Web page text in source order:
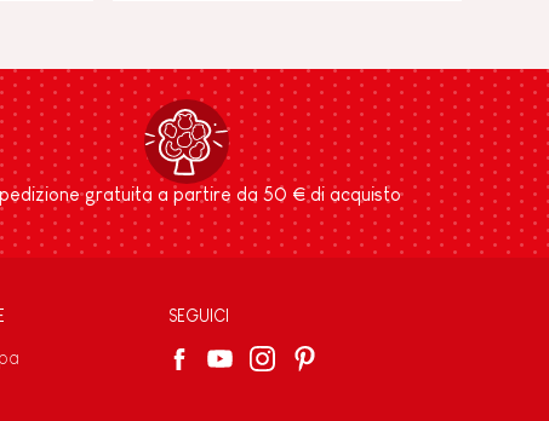
gratuita a partire da 50 € di acquisto
SEGUICI